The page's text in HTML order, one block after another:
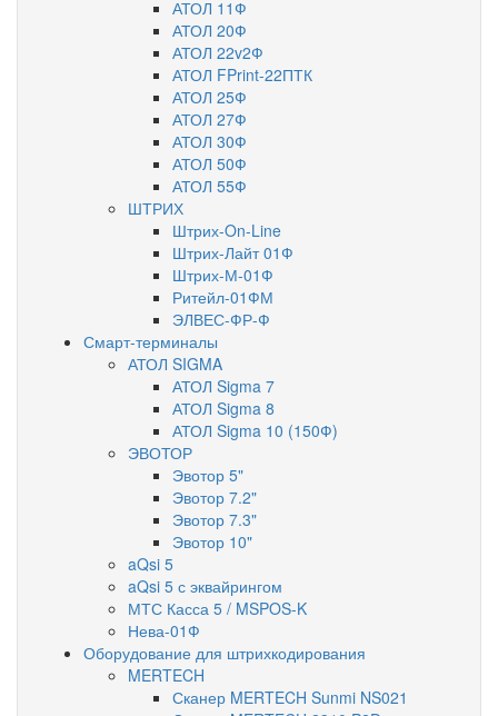
АТОЛ 11Ф
АТОЛ 20Ф
АТОЛ 22v2Ф
АТОЛ FPrint-22ПТК
АТОЛ 25Ф
АТОЛ 27Ф
АТОЛ 30Ф
АТОЛ 50Ф
АТОЛ 55Ф
ШТРИХ
Штрих-On-Line
Штрих-Лайт 01Ф
Штрих-М-01Ф
Ритейл-01ФМ
ЭЛВЕС-ФР-Ф
Смарт-терминалы
АТОЛ SIGMA
АТОЛ Sigma 7
АТОЛ Sigma 8
АТОЛ Sigma 10 (150Ф)
ЭВОТОР
Эвотор 5"
Эвотор 7.2"
Эвотор 7.3"
Эвотор 10"
aQsi 5
aQsi 5 с эквайрингом
МТС Касса 5 / MSPOS-K
Нева-01Ф
Оборудование для штрихкодирования
MERTECH
Сканер MERTECH Sunmi NS021